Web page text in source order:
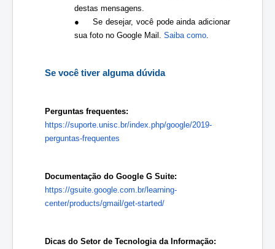
destas mensagens.
●
Se desejar, você pode ainda adicionar
sua foto no Google Mail. Saiba como
Se você tiver alguma dúvida
Perguntas frequentes:
https://suporte.unisc.br/index.php/google/2019-
perguntas-frequentes
Documentação do Google G Suite:
https://gsuite.google.com.br/learning-
center/products/gmail/get-started/
Dicas do Setor de Tecnologia da Informação: